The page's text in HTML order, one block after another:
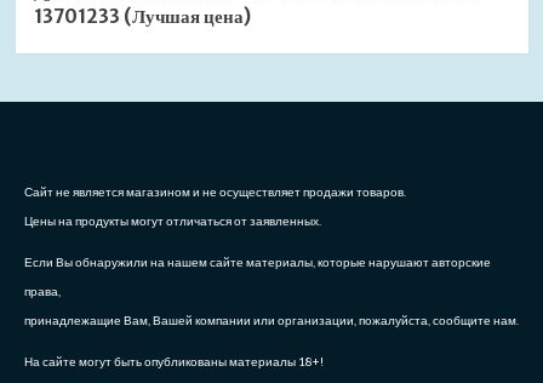
13701233 (Лучшая цена)
Сайт не является магазином и не осуществляет продажи товаров.
Цены на продукты могут отличаться от заявленных.
Если Вы обнаружили на нашем сайте материалы, которые нарушают авторские
права,
принадлежащие Вам, Вашей компании или организации, пожалуйста, сообщите нам.
На сайте могут быть опубликованы материалы 18+!